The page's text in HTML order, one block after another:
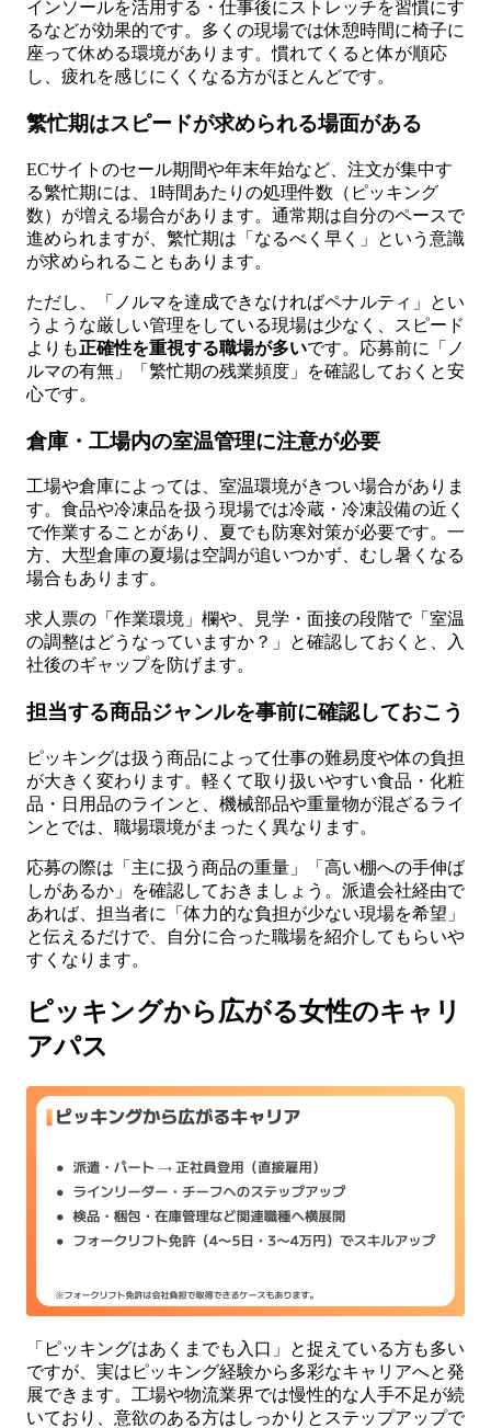
インソールを活用する・仕事後にストレッチを習慣にす
るなどが効果的です。多くの現場では休憩時間に椅子に
座って休める環境があります。慣れてくると体が順応
し、疲れを感じにくくなる方がほとんどです。
繁忙期はスピードが求められる場面がある
ECサイトのセール期間や年末年始など、注文が集中す
る繁忙期には、1時間あたりの処理件数（ピッキング
数）が増える場合があります。通常期は自分のペースで
進められますが、繁忙期は「なるべく早く」という意識
が求められることもあります。
ただし、「ノルマを達成できなければペナルティ」とい
うような厳しい管理をしている現場は少なく、スピード
よりも正確性を重視する職場が多いです。応募前に「ノ
ルマの有無」「繁忙期の残業頻度」を確認しておくと安
心です。
倉庫・工場内の室温管理に注意が必要
工場や倉庫によっては、室温環境がきつい場合がありま
す。食品や冷凍品を扱う現場では冷蔵・冷凍設備の近く
で作業することがあり、夏でも防寒対策が必要です。一
方、大型倉庫の夏場は空調が追いつかず、むし暑くなる
場合もあります。
求人票の「作業環境」欄や、見学・面接の段階で「室温
の調整はどうなっていますか？」と確認しておくと、入
社後のギャップを防げます。
担当する商品ジャンルを事前に確認しておこう
ピッキングは扱う商品によって仕事の難易度や体の負担
が大きく変わります。軽くて取り扱いやすい食品・化粧
品・日用品のラインと、機械部品や重量物が混ざるライ
ンとでは、職場環境がまったく異なります。
応募の際は「主に扱う商品の重量」「高い棚への手伸ば
しがあるか」を確認しておきましょう。派遣会社経由で
あれば、担当者に「体力的な負担が少ない現場を希望」
と伝えるだけで、自分に合った職場を紹介してもらいや
すくなります。
ピッキングから広がる女性のキャリ
アパス
「ピッキングはあくまでも入口」と捉えている方も多い
ですが、実はピッキング経験から多彩なキャリアへと発
展できます。工場や物流業界では慢性的な人手不足が続
いており、意欲のある方はしっかりとステップアップで